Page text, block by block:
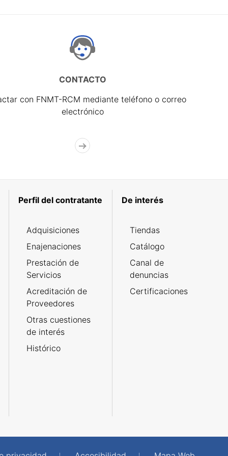
CONTACTO
con FNMT-RCM mediante teléfono o correo
electrónico
Perfil del contratante
Adquisiciones
Enajenaciones
Prestación de
Servicios
Acreditación de
Proveedores
Otras cuestiones
de interés
Histórico
De interés
Tiendas
Catálogo
Canal de
denuncias
Certificaciones